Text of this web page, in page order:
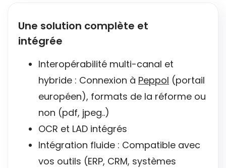
Une solution complète et
intégrée
Interopérabilité multi-canal et
hybride : Connexion à Peppol (portail
européen), formats de la réforme ou
non (pdf, jpeg..)
OCR et LAD intégrés
Intégration fluide : Compatible avec
vos outils (ERP, CRM, systèmes